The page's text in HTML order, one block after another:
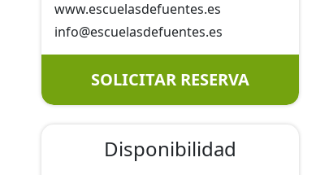
www.escuelasdefuentes.es
info@escuelasdefuentes.es
SOLICITAR RESERVA
Disponibilidad